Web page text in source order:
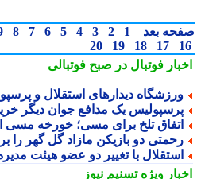
بعد 1
2
3
4
5
6
7
8
9
17
18
19
20
فوتبال در صبح فوتبالی
دیدارهای استقلال و
یک مدافع جوان دیگر
تلخ برای مسی؛ خورخه مسی از
دو بازیکن مازاد گل گهر را
با تغییر دو عضو هیئت
ویژهتسنیم نیوز